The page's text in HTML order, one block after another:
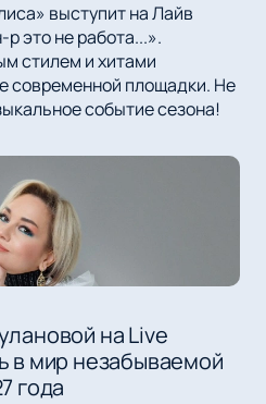
выступит на Лайв
это не работа...».
стилем и хитами
современной площадки. Не
событие сезона!
на Live
в мир незабываемой
года